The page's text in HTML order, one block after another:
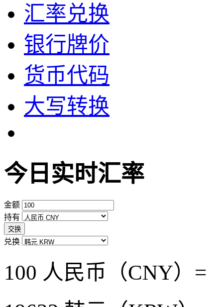
汇率兑换
银行牌价
货币代码
大写转换
今日实时汇率
金额
持有
交换
兑换
100 人民币（CNY）=